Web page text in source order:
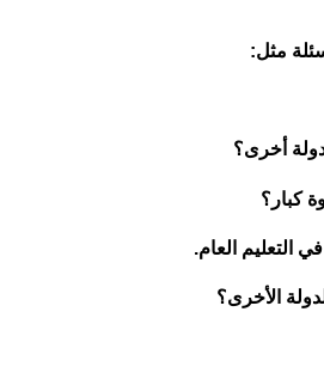
مثل: